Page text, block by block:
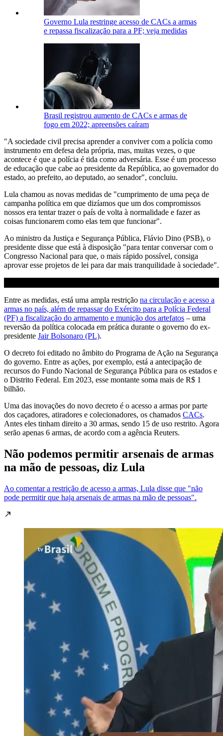
Governo Lula restringe acesso de CACs a armas
e repassa fiscalização para a PF; veja medidas
Brasil registrou aumento de CACs e armas de
fogo em 2022; apreensões caíram
"A sociedade civil precisa aprender a conviver com a polícia como
instrumento em defesa dela própria, mas, muitas vezes, o que
acontece é que a polícia é tida como adversária. Esse é um processo
de educação que cabe ao presidente da República, ao governador do
estado, ao prefeito, ao deputado, ao senador", concluiu.
Lula chamou as novas medidas de "cumprimento de uma peça de
campanha política em que dizíamos que um dos compromissos
nossos era tentar trazer o país de volta à normalidade e fazer as
coisas funcionarem como elas tem que funcionar".
Ao ministro da Justiça e Segurança Pública, Flávio Dino (PSB), o
presidente disse que está à disposição "para tentar conversar com o
Congresso Nacional para que, o mais rápido possível, consiga
aprovar esse projetos de lei para dar mais tranquilidade à sociedade".
Entre as medidas, está uma ampla restrição na circulação e acesso a
armas no país, além de repassar do Exército para a Polícia Federal
(PF) a fiscalização do armamento e munição dos artefatos – uma
reversão da política colocada em prática durante o governo do ex-
presidente Jair Bolsonaro (PL).
O decreto foi editado no âmbito do Programa de Ação na Segurança
do governo. Entre as ações, por exemplo, está a antecipação de
recursos do Fundo Nacional de Segurança Pública para os estados e
o Distrito Federal. Em 2023, esse montante soma mais de R$ 1
bilhão.
Uma das inovações do novo decreto é o acesso a armas por parte
dos caçadores, atiradores e colecionadores, os chamados CACs.
Antes eles tinham direito a 30 armas, sendo 15 de uso restrito. Agora
serão apenas 6 armas, de acordo com a agência Reuters.
Não podemos permitir arsenais de armas
na mão de pessoas, diz Lula
Ao comentar a restrição de acesso a armas, Lula disse que "não
pode permitir que haja arsenais de armas na mão de pessoas".